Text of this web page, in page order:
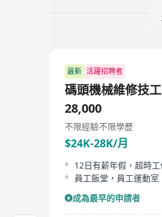
最新 活躍招聘者
碼頭機械維修技
28,000
不限經驗不限學歷
$24K-28K/月
12日有薪年假，超時
員工飯堂，員工運動
成為最早的申請者